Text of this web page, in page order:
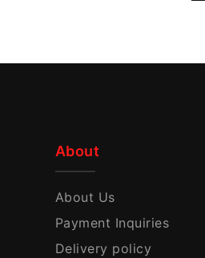
About
About Us
Payment Inquiries
Delivery policy